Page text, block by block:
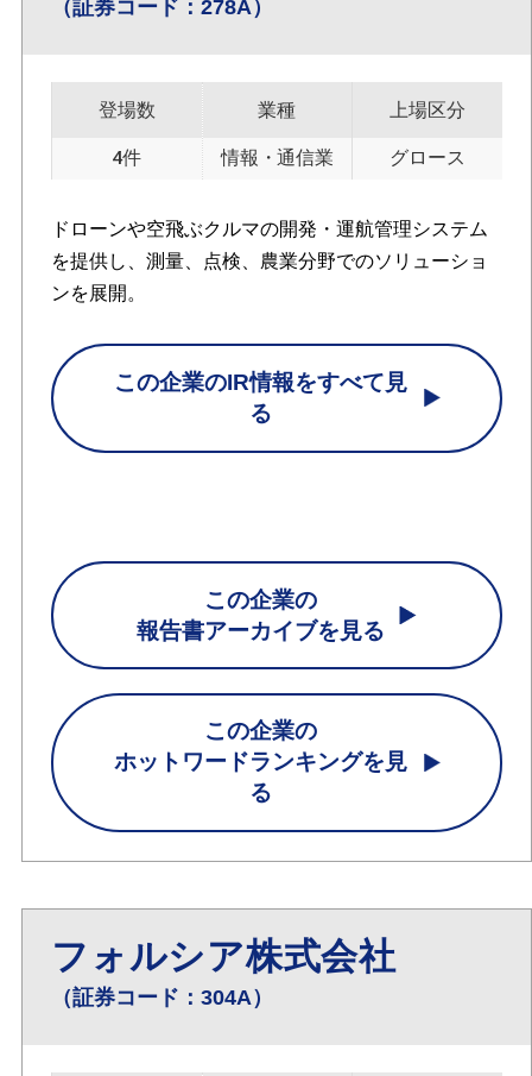
（証券コード：278A）
登場数
4件
業種
情報・通信業
上場区分
グロース
ドローンや空飛ぶクルマの開発・運航管理システム
を提供し、測量、点検、農業分野でのソリューショ
ンを展開。
この企業のIR情報をすべて見
る
この企業の
報告書アーカイブを見る
この企業の
ホットワードランキングを見
る
フォルシア株式会社
（証券コード：304A）